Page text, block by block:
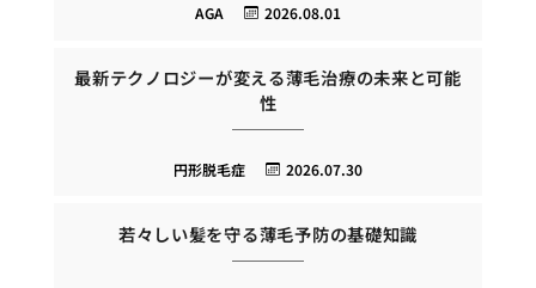
2026.08.01
AGA
最新テクノロジーが変える薄毛治療の未来と可能
性
2026.07.30
円形脱毛症
若々しい髪を守る薄毛予防の基礎知識